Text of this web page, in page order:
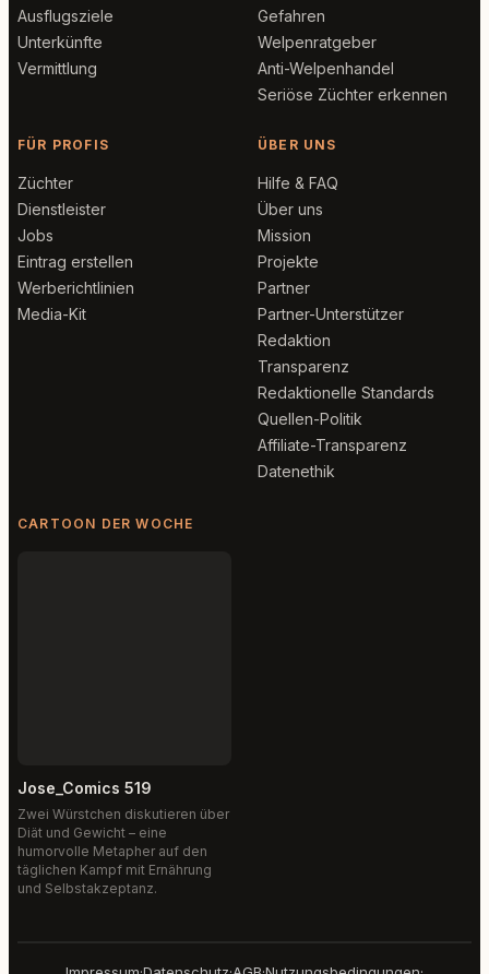
Ausflugsziele
Unterkünfte
Vermittlung
Gefahren
Welpenratgeber
Anti-Welpenhandel
Seriöse Züchter erkennen
FÜR PROFIS
Züchter
Dienstleister
Jobs
Eintrag erstellen
Werberichtlinien
Media-Kit
ÜBER UNS
Hilfe & FAQ
Über uns
Mission
Projekte
Partner
Partner-Unterstützer
Redaktion
Transparenz
Redaktionelle Standards
Quellen-Politik
Affiliate-Transparenz
Datenethik
CARTOON DER WOCHE
Jose_Comics 519
Zwei Würstchen diskutieren über
Diät und Gewicht – eine
humorvolle Metapher auf den
täglichen Kampf mit Ernährung
und Selbstakzeptanz.